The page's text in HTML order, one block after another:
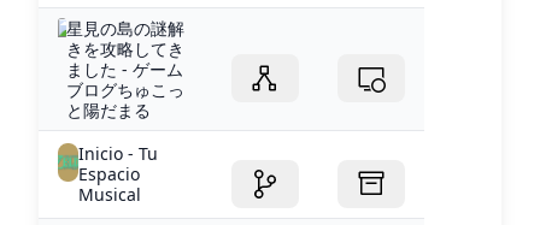
星見の島の謎解
きを攻略してき
ました - ゲーム
ブログちゅこっ
と陽だまる
Inicio - Tu
Espacio
Musical